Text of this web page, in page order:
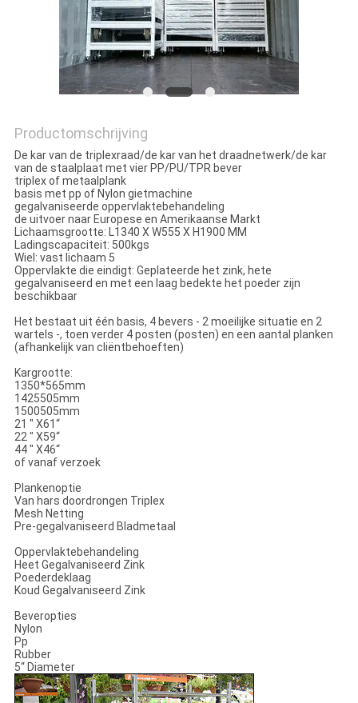
Productomschrijving
De kar van de triplexraad/de kar van het draadnetwerk/de kar
van de staalplaat met vier PP/PU/TPR bever
triplex of metaalplank
basis met pp of Nylon gietmachine
gegalvaniseerde oppervlaktebehandeling
de uitvoer naar Europese en Amerikaanse Markt
Lichaamsgrootte: L1340 X W555 X H1900 MM
Ladingscapaciteit: 500kgs
Wiel: vast lichaam 5
Oppervlakte die eindigt: Geplateerde het zink, hete
gegalvaniseerd en met een laag bedekte het poeder zijn
beschikbaar
Het bestaat uit één basis, 4 bevers - 2 moeilijke situatie en 2
wartels -, toen verder 4 posten (posten) en een aantal planken
(afhankelijk van cliëntbehoeften)
Kargrootte:
1350*565mm
1425505mm
1500505mm
21 " X61“
22 " X59“
44 " X46“
of vanaf verzoek
Plankenoptie
Van hars doordrongen Triplex
Mesh Netting
Pre-gegalvaniseerd Bladmetaal
Oppervlaktebehandeling
Heet Gegalvaniseerd Zink
Poederdeklaag
Koud Gegalvaniseerd Zink
Beveropties
Nylon
Pp
Rubber
5“ Diameter